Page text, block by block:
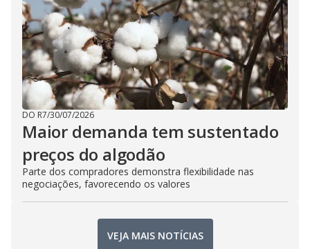
DO R7/30/07/2026
Maior demanda tem sustentado
preços do algodão
Parte dos compradores demonstra flexibilidade nas
negociações, favorecendo os valores
VEJA MAIS NOTÍCIAS